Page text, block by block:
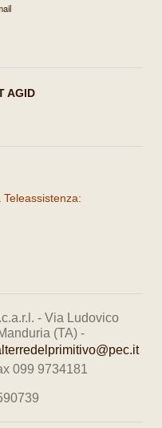
AGID
- Via Ludovico
(TA) -
099 9734181